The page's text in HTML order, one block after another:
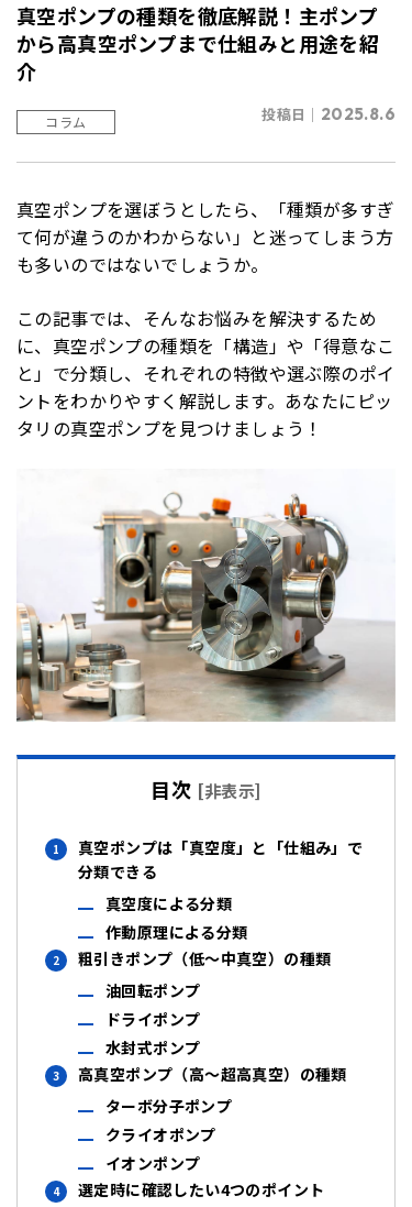
真空ポンプの種類を徹底解説！主ポンプ
から高真空ポンプまで仕組みと用途を紹
介
コラム 投稿日｜ 2025.8.6
真空ポンプを選ぼうとしたら、「種類が多すぎ
て何が違うのかわからない」と迷ってしまう方
も多いのではないでしょうか。
この記事では、そんなお悩みを解決するため
に、真空ポンプの種類を「構造」や「得意なこ
と」で分類し、それぞれの特徴や選ぶ際のポイ
ントをわかりやすく解説します。あなたにピッ
タリの真空ポンプを見つけましょう！
目次 [非表示]
真空ポンプは「真空度」と「仕組み」で
分類できる
真空度による分類
作動原理による分類
粗引きポンプ（低〜中真空）の種類
油回転ポンプ
ドライポンプ
水封式ポンプ
高真空ポンプ（高〜超高真空）の種類
ターボ分子ポンプ
クライオポンプ
イオンポンプ
選定時に確認したい4つのポイント